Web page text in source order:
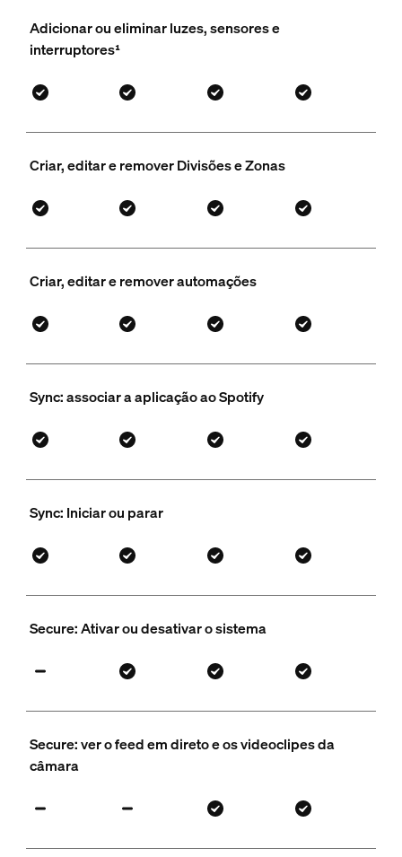
Adicionar ou eliminar luzes, sensores e
interruptores¹
Criar, editar e remover Divisões e Zonas
Criar, editar e remover automações
Sync: associar a aplicação ao Spotify
Sync: Iniciar ou parar
Secure: Ativar ou desativar o sistema
Secure: ver o feed em direto e os videoclipes da
câmara